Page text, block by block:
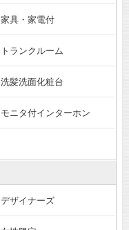
家具・家電付
トランクルーム
洗髪洗面化粧台
モニタ付インターホン
デザイナーズ